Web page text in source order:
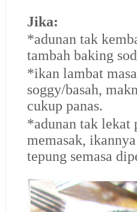
Jika:
*adunan tak
tambah baking
*ikan lambat
soggy/basah,
cukup panas.
*adunan tak lekat
memasak,
tepung semasa